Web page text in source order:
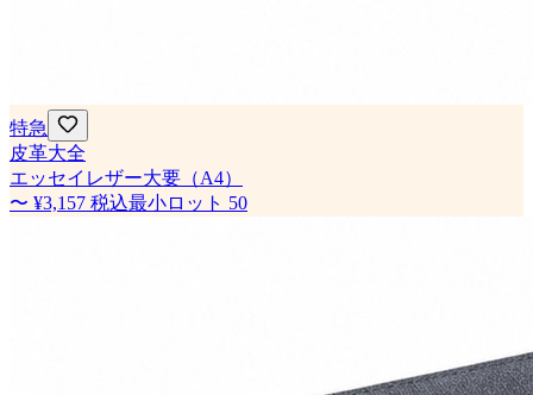
特急
皮革大全
エッセイレザー大要（A4）
〜 ¥3,157 税込最小ロット 50